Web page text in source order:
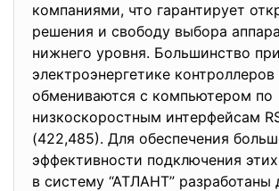
компаниями, что гарантирует
решения и свободу выбора
нижнего уровня. Большинство
электроэнергетике контроллеров
обмениваются с компьютером по
низкоскоростным интерфейсам
(422,485). Для обеспечения
эффективности подключения
в систему “АТЛАНТ” разработаны